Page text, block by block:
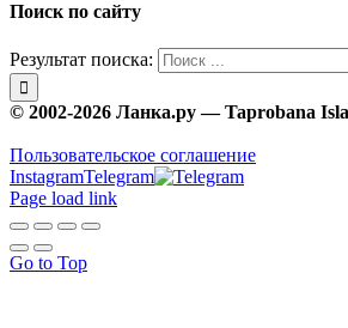
Поиск по сайту
Результат поиска:
© 2002-2026 Ланка.ру — Taprobana
Пользовательское соглашение
InstagramTelegram
Page load link
Go to Top